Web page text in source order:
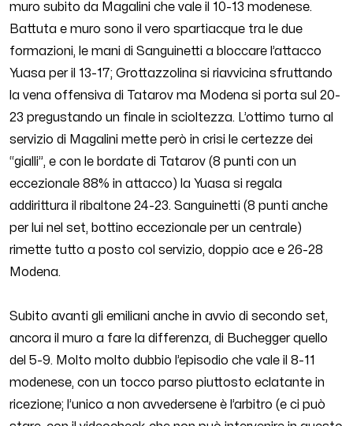
muro subito da Magalini che vale il 10-13 modenese.
Battuta e muro sono il vero spartiacque tra le due
formazioni, le mani di Sanguinetti a bloccare l’attacco
Yuasa per il 13-17; Grottazzolina si riavvicina sfruttando
la vena offensiva di Tatarov ma Modena si porta sul 20-
23 pregustando un finale in scioltezza. L’ottimo turno al
servizio di Magalini mette però in crisi le certezze dei
“gialli”, e con le bordate di Tatarov (8 punti con un
eccezionale 88% in attacco) la Yuasa si regala
addirittura il ribaltone 24-23. Sanguinetti (8 punti anche
per lui nel set, bottino eccezionale per un centrale)
rimette tutto a posto col servizio, doppio ace e 26-28
Modena.
Subito avanti gli emiliani anche in avvio di secondo set,
ancora il muro a fare la differenza, di Buchegger quello
del 5-9. Molto molto dubbio l’episodio che vale il 8-11
modenese, con un tocco parso piuttosto eclatante in
ricezione; l’unico a non avvedersene è l’arbitro (e ci può